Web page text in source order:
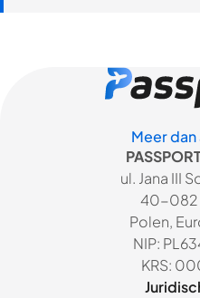
Meer dan
ul. Jana III
40-082
Polen,
NIP:
KRS: